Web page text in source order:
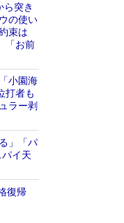
ら突き
の使い
束は
「お前
小園海
打者も
ラー剥
」「パ
イ天
復帰